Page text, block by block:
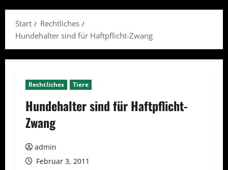
Start
Rechtliches
Hundehalter sind für Haftpflicht-Zwang
Rechtliches Tiere
Hundehalter sind für Haftpflicht-
Zwang
admin
Februar 3, 2011